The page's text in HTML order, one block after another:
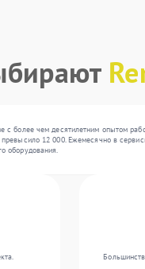
чем десятилетним опытом
12 000. Ежемесячно в
оборудования.